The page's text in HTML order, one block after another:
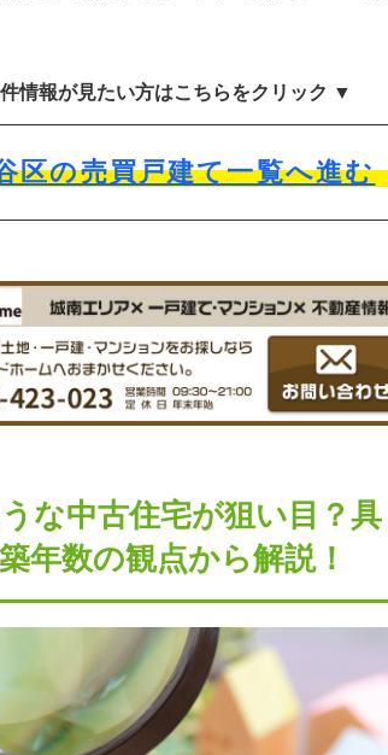
情報が見たい方はこちらをクリック ▼
区の売買戸建て一覧へ進む
な中古住宅が狙い目？具
年数の観点から解説！